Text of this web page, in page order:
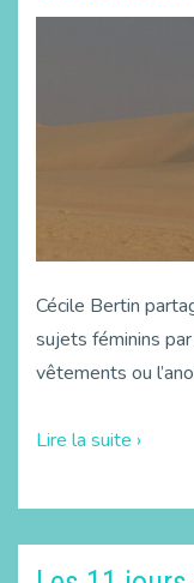
Cécile Bertin
sujets féminins
vêtements ou
Lire la suite ›